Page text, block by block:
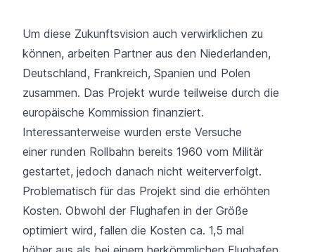
Um diese Zukunftsvision auch verwirklichen zu
können, arbeiten Partner aus den Niederlanden,
Deutschland, Frankreich, Spanien und Polen
zusammen. Das Projekt wurde teilweise durch die
europäische Kommission finanziert.
Interessanterweise wurden erste Versuche
einer runden Rollbahn bereits 1960 vom Militär
gestartet, jedoch danach nicht weiterverfolgt.
Problematisch für das Projekt sind die erhöhten
Kosten. Obwohl der Flughafen in der Größe
optimiert wird, fallen die Kosten ca. 1,5 mal